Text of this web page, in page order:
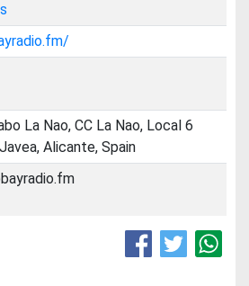
La Nao, CC La Nao, Local 6
Alicante, Spain